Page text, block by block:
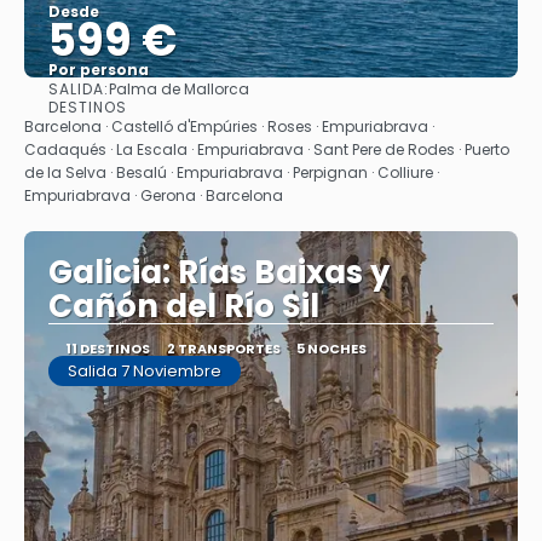
Desde
599 €
Por persona
SALIDA:Palma de Mallorca
DESTINOS
Barcelona · Castelló d'Empúries · Roses · Empuriabrava ·
Cadaqués · La Escala · Empuriabrava · Sant Pere de Rodes · Puerto
de la Selva · Besalú · Empuriabrava · Perpignan · Colliure ·
Empuriabrava · Gerona · Barcelona
Galicia: Rías Baixas y
Cañón del Río Sil
11 DESTINOS 2 TRANSPORTES 5 NOCHES
Salida 7 Noviembre